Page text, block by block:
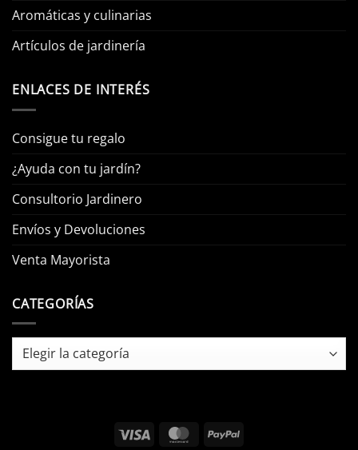
Aromáticas y culinarias
Artículos de jardinería
ENLACES DE INTERÉS
Consigue tu regalo
¿Ayuda con tu jardín?
Consultorio Jardinero
Envíos y Devoluciones
Venta Mayorista
CATEGORÍAS
Categorías
Visa MasterCardPayPal